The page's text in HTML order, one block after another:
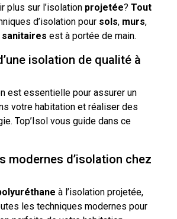
plus sur l’isolation projetée? Tout
d’isolation pour sols, murs,
sanitaires est à portée de main.
isolation de qualité à
est essentielle pour assurer un
votre habitation et réaliser des
Top’Isol vous guide dans ce
modernes d’isolation chez
à l’isolation projetée,
les techniques modernes pour